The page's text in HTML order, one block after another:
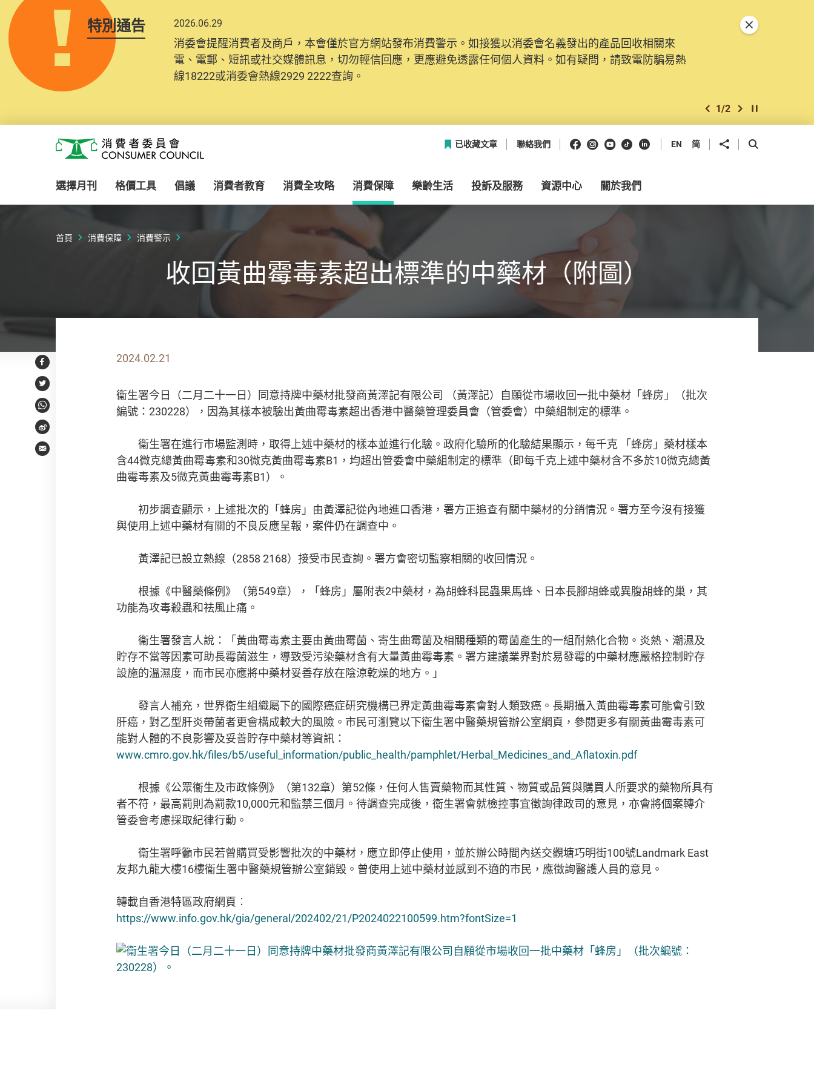
特別通告 2026.06.29
消委會提醒消費者及商戶，本會僅於官方網站發布消費警示。如接獲以消委會名義發出的產品回收相關來
電、電郵、短訊或社交媒體訊息，切勿輕信回應，更應避免透露任何個人資料。如有疑問，請致電防騙易熱
線18222或消委會熱線2929 2222查詢。
上一個
1/2 下一個開始/暫停幻燈
關閉特別通告
消費者委員會
已收藏文章 聯絡我們 Facebook
Instagram
Youtube
抖音領英 EN 简 分享到 開啟搜尋框
選擇月刊 格價工具 倡議 消費者教育 消費全攻略 消費保障 樂齡生活 投訴及服務 資源中心 關於我們
首頁 消費保障 消費警示
收回黃曲霉毒素超出標準的中藥材（附圖）
Facebook
Twitter
WhatsApp
Weibo
Email
2024.02.21
衞生署今日（二月二十一日）同意持牌中藥材批發商黃澤記有限公司 （黃澤記）自願從市場收回一批中藥材「蜂房」（批次
編號：230228），因為其樣本被驗出黃曲霉毒素超出香港中醫藥管理委員會（管委會）中藥組制定的標準。
衞生署在進行市場監測時，取得上述中藥材的樣本並進行化驗。政府化驗所的化驗結果顯示，每千克 「蜂房」藥材樣本
含44微克總黃曲霉毒素和30微克黃曲霉毒素B1，均超出管委會中藥組制定的標準（即每千克上述中藥材含不多於10微克總黃
曲霉毒素及5微克黃曲霉毒素B1）。
初步調查顯示，上述批次的「蜂房」由黃澤記從內地進口香港，署方正追查有關中藥材的分銷情況。署方至今沒有接獲
與使用上述中藥材有關的不良反應呈報，案件仍在調查中。
黃澤記已設立熱線（2858 2168）接受市民查詢。署方會密切監察相關的收回情況。
根據《中醫藥條例》（第549章），「蜂房」屬附表2中藥材，為胡蜂科昆蟲果馬蜂、日本長腳胡蜂或異腹胡蜂的巢，其
功能為攻毒殺蟲和祛風止痛。
衞生署發言人說：「黃曲霉毒素主要由黃曲霉菌、寄生曲霉菌及相關種類的霉菌產生的一組耐熱化合物。炎熱、潮濕及
貯存不當等因素可助長霉菌滋生，導致受污染藥材含有大量黃曲霉毒素。署方建議業界對於易發霉的中藥材應嚴格控制貯存
設施的溫濕度，而市民亦應將中藥材妥善存放在陰涼乾燥的地方。」
發言人補充，世界衞生組織屬下的國際癌症研究機構已界定黃曲霉毒素會對人類致癌。長期攝入黃曲霉毒素可能會引致
肝癌，對乙型肝炎帶菌者更會構成較大的風險。市民可瀏覽以下衞生署中醫藥規管辦公室網頁，參閱更多有關黃曲霉毒素可
能對人體的不良影響及妥善貯存中藥材等資訊：
www.cmro.gov.hk/files/b5/useful_information/public_health/pamphlet/Herbal_Medicines_and_Aflatoxin.pdf
根據《公眾衞生及市政條例》（第132章）第52條，任何人售賣藥物而其性質、物質或品質與購買人所要求的藥物所具有
者不符，最高罰則為罰款10,000元和監禁三個月。待調查完成後，衞生署會就檢控事宜徵詢律政司的意見，亦會將個案轉介
管委會考慮採取紀律行動。
衞生署呼籲市民若曾購買受影響批次的中藥材，應立即停止使用，並於辦公時間內送交觀塘巧明街100號Landmark East
友邦九龍大樓16樓衞生署中醫藥規管辦公室銷毀。曾使用上述中藥材並感到不適的市民，應徵詢醫護人員的意見。
轉載自香港特區政府網頁︰
https://www.info.gov.hk/gia/general/202402/21/P2024022100599.htm?fontSize=1